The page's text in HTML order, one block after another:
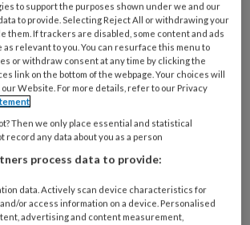
to support the purposes shown under we and our
to provide. Selecting Reject All or withdrawing your
them. If trackers are disabled, some content and ads
as relevant to you. You can resurface this menu to
or withdraw consent at any time by clicking the
link on the bottom of the webpage. Your choices will
Website. For more details, refer to our Privacy
Then we only place essential and statistical
record any data about you as a person
process data to provide:
data. Actively scan device characteristics for
or access information on a device. Personalised
advertising and content measurement,